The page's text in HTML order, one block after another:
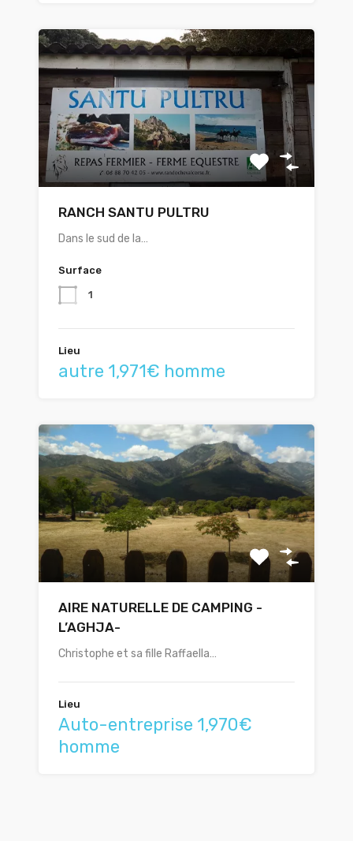
RANCH SANTU PULTRU
Dans le sud de la…
Surface
1
Lieu
autre 1,971€ homme
AIRE NATURELLE DE CAMPING -
L’AGHJA-
Christophe et sa fille Raffaella…
Lieu
Auto-entreprise 1,970€
homme